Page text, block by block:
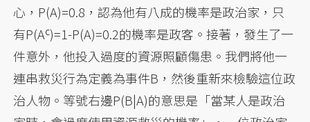
心，P(A)=0.8，認為他有八成的機率是政治家，只
有P(Ac)=1-P(A)=0.2的機率是政客。接著，發生了一
件意外，他投入過度的資源照顧傷患。我們將他一
連串救災行為定義為事件B，然後重新來檢驗這位政
治人物。等號右邊P(B|A)的意思是「當某人是政治